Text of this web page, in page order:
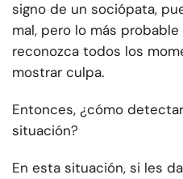
signo de un sociópata,
mal, pero lo más
reconozca todos los
mostrar culpa.
Entonces, ¿cómo
situación?
En esta situación, si les